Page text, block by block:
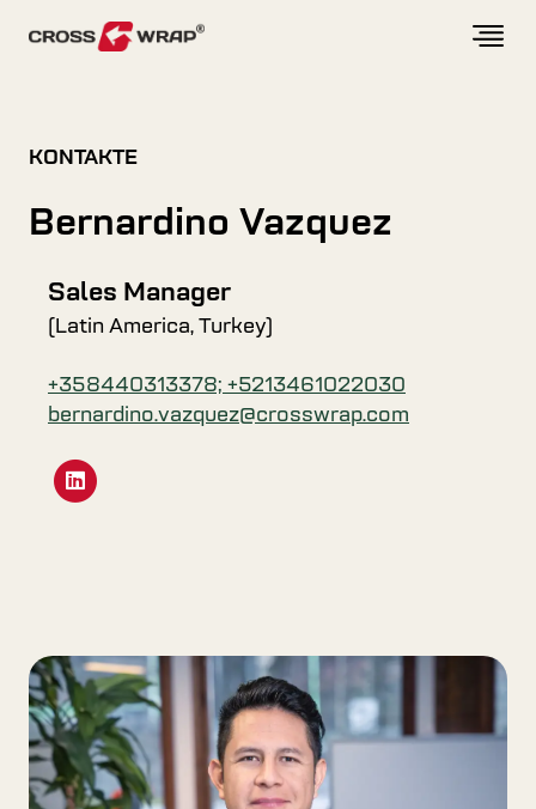
KONTAKTE
Bernardino Vazquez
Sales Manager
(Latin America, Turkey)
+358440313378; +5213461022030
bernardino.vazquez@crosswrap.com